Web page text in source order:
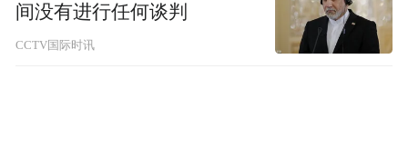
间没有进行任何谈判
CCTV国际时讯